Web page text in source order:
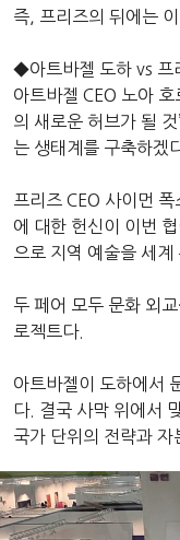
즉, 프리즈의 뒤에는
◆아트바젤 도하 vs 프
아트바젤 CEO 노아
의 새로운 허브가 될
는 생태계를 구축하겠
프리즈 CEO 사이먼
에 대한 헌신이 이번
으로 지역 예술을 세계
두 페어 모두 문화 외교
로젝트다.
아트바젤이 도하에서
다. 결국 사막 위에서
국가 단위의 전략과 자